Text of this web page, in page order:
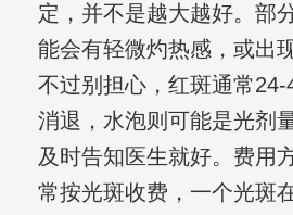
定，并不是越大越好。部
能会有轻微灼热感，或出
不过别担心，红斑通常
消退，水泡则可能是光剂
及时告知医生就好。费用
常按光斑收费，一个光斑